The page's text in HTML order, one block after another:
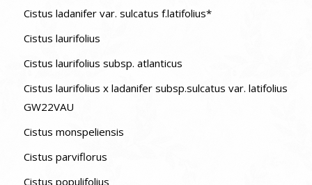
Cistus ladanifer var. sulcatus f.latifolius*
Cistus laurifolius
Cistus laurifolius subsp. atlanticus
Cistus laurifolius x ladanifer subsp.sulcatus var. latifolius
GW22VAU
Cistus monspeliensis
Cistus parviflorus
Cistus populifolius